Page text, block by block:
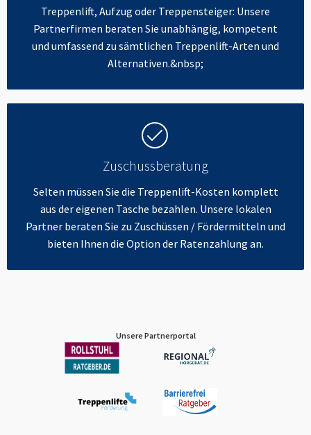
Treppenlift, Aufzug oder Treppensteiger: Unsere
Partnerfirmen beraten Sie unabhängig, kompetent
und umfassend zu sämtlichen Treppenlift-Arten und
Alternativen.&nbsp;
Zuschussberatung
Selten müssen Sie die Treppenlift-Kosten komplett
aus der eigenen Tasche bezahlen. Unsere lokalen
Partner beraten Sie zu Zuschüssen / Fördermitteln und
bieten Ihnen die Option der Ratenzahlung an.
Unsere Partnerportal